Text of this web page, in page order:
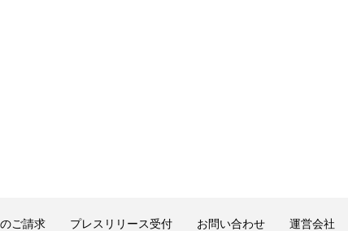
ご請求 プレスリリース受付 お問い合わせ 運営会社